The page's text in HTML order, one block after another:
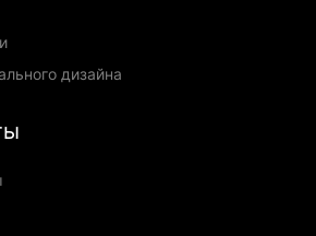
дизайна